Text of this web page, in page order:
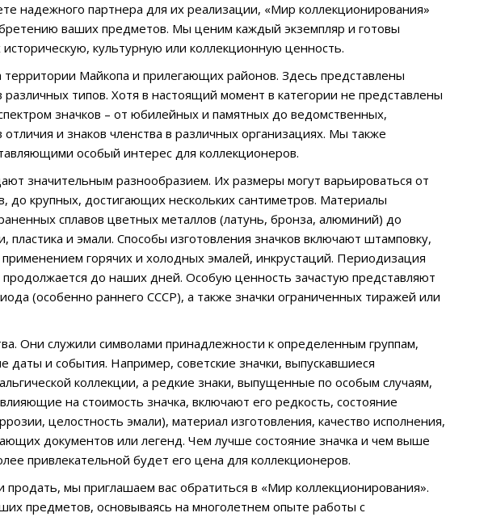
надежного партнера для их реализации, «Мир коллекционирования»
ваших предметов. Мы ценим каждый экземпляр и готовы
культурную или коллекционную ценность.
Майкопа и прилегающих районов. Здесь представлены
типов. Хотя в настоящий момент в категории не представлены
значков – от юбилейных и памятных до ведомственных,
и знаков членства в различных организациях. Мы также
особый интерес для коллекционеров.
значительным разнообразием. Их размеры могут варьироваться от
крупных, достигающих нескольких сантиметров. Материалы
сплавов цветных металлов (латунь, бронза, алюминий) до
и эмали. Способы изготовления значков включают штамповку,
горячих и холодных эмалей, инкрустаций. Периодизация
до наших дней. Особую ценность зачастую представляют
(особенно раннего СССР), а также значки ограниченных тиражей или
Они служили символами принадлежности к определенным группам,
даты и события. Например, советские значки, выпускавшиеся
коллекции, а редкие знаки, выпущенные по особым случаям,
на стоимость значка, включают его редкость, состояние
целостность эмали), материал изготовления, качество исполнения,
документов или легенд. Чем лучше состояние значка и чем выше
привлекательной будет его цена для коллекционеров.
мы приглашаем вас обратиться в «Мир коллекционирования».
предметов, основываясь на многолетнем опыте работы с